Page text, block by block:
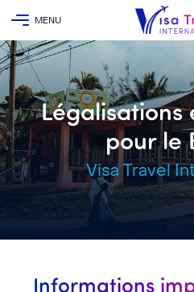
Légalisations
pour le
Visa Travel
Informations